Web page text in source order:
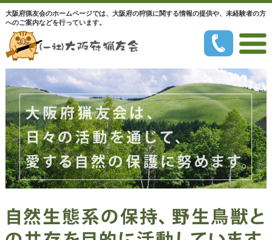
大阪府猟友会のホームページでは、大阪府の狩猟に関する情報の提供や、未経験者の方
へのご案内などを行っています。